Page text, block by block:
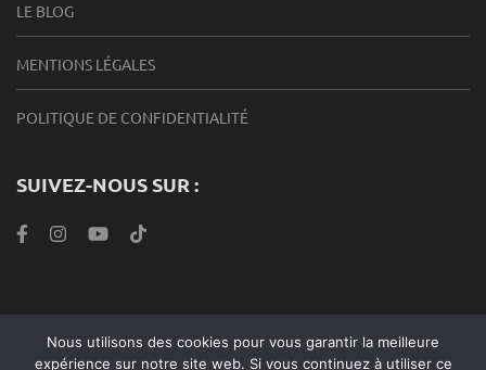
LE BLOG
MENTIONS LÉGALES
POLITIQUE DE CONFIDENTIALITÉ
SUIVEZ-NOUS SUR :
Roabook Endurance 2024 |Metro Magazine | Développé par
Nous utilisons des cookies pour vous garantir la meilleure
expérience sur notre site web. Si vous continuez à utiliser ce